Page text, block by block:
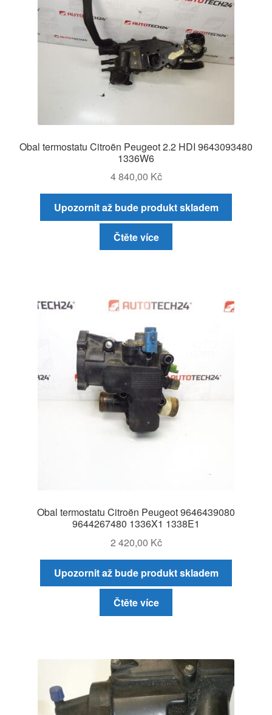
Obal termostatu Citroën Peugeot 2.2 HDI 9643093480
1336W6
4 840,00 Kč
Upozornit až bude produkt skladem
Čtěte více
Obal termostatu Citroën Peugeot 9646439080
9644267480 1336X1 1338E1
2 420,00 Kč
Upozornit až bude produkt skladem
Čtěte více